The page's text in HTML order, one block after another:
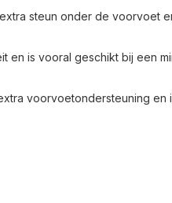
steun onder de voorvoet
en is vooral geschikt bij een
voorvoetondersteuning en